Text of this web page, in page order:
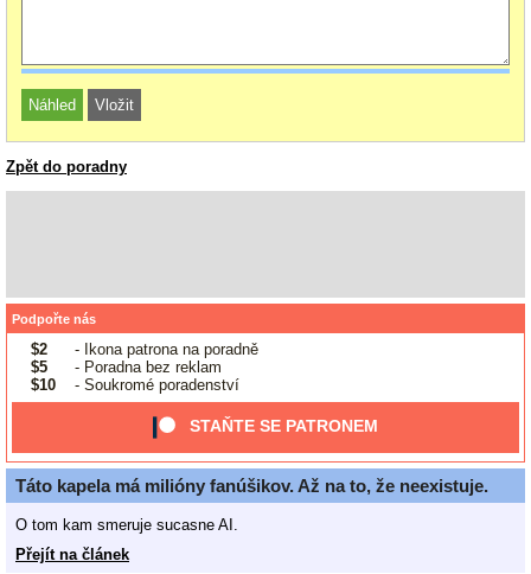
Zpět do poradny
Podpořte nás
$2
- Ikona patrona na poradně
$5
- Poradna bez reklam
$10
- Soukromé poradenství
STAŇTE SE PATRONEM
Táto kapela má milióny fanúšikov. Až na to, že neexistuje.
O tom kam smeruje sucasne AI.
Přejít na článek